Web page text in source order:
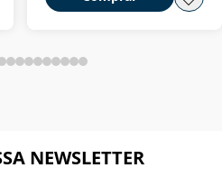
NEWSLETTER